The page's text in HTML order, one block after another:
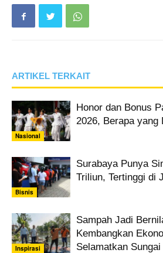
ARTIKEL TERKAIT
Nasional
Honor dan Bonus
2026, Berapa yang
Bisnis
Surabaya Punya
Triliun, Tertinggi di
Inspirasi
Sampah Jadi
Kembangkan
Selamatkan Sungai